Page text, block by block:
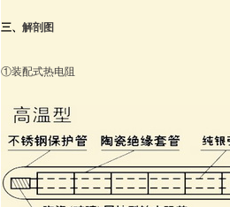
三、 解剖图
①装配式热电阻